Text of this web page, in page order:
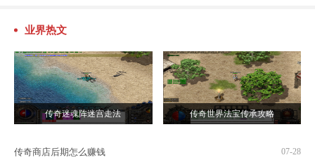
业界热文
传奇迷魂阵迷宫走法 传奇世界法宝传承攻略
传奇商店后期怎么赚钱 07-28